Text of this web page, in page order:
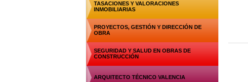
TASACIONES Y VALORACIONES
INMOBILIARIAS
PROYECTOS, GESTIÓN Y DIRECCIÓN DE
OBRA
SEGURIDAD Y SALUD EN OBRAS DE
CONSTRUCCIÓN
ARQUITECTO TÉCNICO VALENCIA